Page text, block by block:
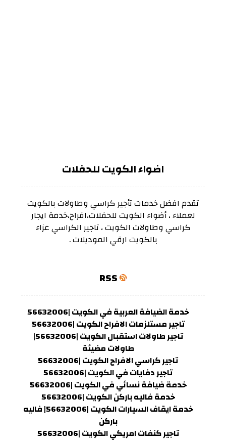
اضواء الكويت للحفلات
تقدم افضل خدمات تأجير كراسي وطاولات بالكويت
لعملاء ، أضواء الكويت للحفلات،افراح،خدمة ايجار
كراسي وطاولات الكويت ، تاجير الكراسي عزاء
بالكويت ارقي الموديلات .
RSS
خدمة الضيافة العربية في الكويت |56632006
تاجير مستلزمات الافراح الكويت |56632006
تاجير طاولات استقبال الكويت |56632006|
طاولات مضيئة
تاجير كراسي الافراح الكويت |56632006
تاجير دفايات في الكويت |56632006
خدمة ضيافة نسائي في الكويت |56632006
خدمة فاليه باركن الكويت |56632006
خدمة ايقاف السيارات الكويت |56632006| فاليه
باركن
تاجير كنفات امريكي الكويت |56632006